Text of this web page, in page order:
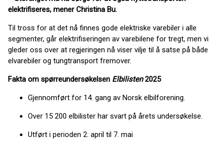
elektrifiseres, mener Christina Bu.
Til tross for at det nå finnes gode elektriske varebiler i alle
segmenter, går elektrifiseringen av varebilene for tregt, men vi
gleder oss over at regjeringen nå viser vilje til å satse på både
elvarebiler og tungtransport fremover.
Fakta om spørreundersøkelsen Elbilisten2025
Gjennomført for 14. gang av Norsk elbilforening.
Over 15 200 elbilister har svart på årets undersøkelse.
Utført i perioden 2. april til 7. mai